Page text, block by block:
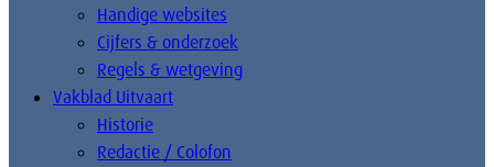
Handige websites
Cijfers & onderzoek
Regels & wetgeving
Vakblad Uitvaart
Historie
Redactie / Colofon